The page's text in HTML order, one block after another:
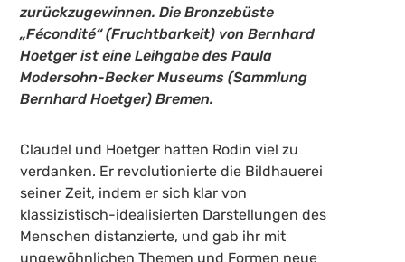
zurückzugewinnen. Die Bronzebüste
„Fécondité“ (Fruchtbarkeit) von Bernhard
Hoetger ist eine Leihgabe des Paula
Modersohn-Becker Museums (Sammlung
Bernhard Hoetger) Bremen.
Claudel und Hoetger hatten Rodin viel zu
verdanken. Er revolutionierte die Bildhauerei
seiner Zeit, indem er sich klar von
klassizistisch-idealisierten Darstellungen des
Menschen distanzierte, und gab ihr mit
ungewöhnlichen Themen und Formen neue